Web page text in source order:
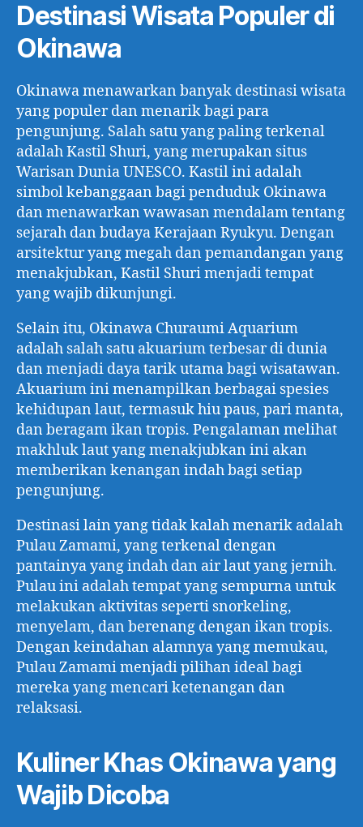
Destinasi Wisata Populer di
Okinawa
Okinawa menawarkan banyak destinasi wisata
yang populer dan menarik bagi para
pengunjung. Salah satu yang paling terkenal
adalah Kastil Shuri, yang merupakan situs
Warisan Dunia UNESCO. Kastil ini adalah
simbol kebanggaan bagi penduduk Okinawa
dan menawarkan wawasan mendalam tentang
sejarah dan budaya Kerajaan Ryukyu. Dengan
arsitektur yang megah dan pemandangan yang
menakjubkan, Kastil Shuri menjadi tempat
yang wajib dikunjungi.
Selain itu, Okinawa Churaumi Aquarium
adalah salah satu akuarium terbesar di dunia
dan menjadi daya tarik utama bagi wisatawan.
Akuarium ini menampilkan berbagai spesies
kehidupan laut, termasuk hiu paus, pari manta,
dan beragam ikan tropis. Pengalaman melihat
makhluk laut yang menakjubkan ini akan
memberikan kenangan indah bagi setiap
pengunjung.
Destinasi lain yang tidak kalah menarik adalah
Pulau Zamami, yang terkenal dengan
pantainya yang indah dan air laut yang jernih.
Pulau ini adalah tempat yang sempurna untuk
melakukan aktivitas seperti snorkeling,
menyelam, dan berenang dengan ikan tropis.
Dengan keindahan alamnya yang memukau,
Pulau Zamami menjadi pilihan ideal bagi
mereka yang mencari ketenangan dan
relaksasi.
Kuliner Khas Okinawa yang
Wajib Dicoba